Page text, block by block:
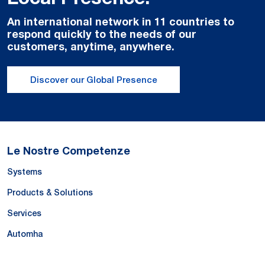
An international network in 11 countries to
respond quickly to the needs of our
customers, anytime, anywhere.
Discover our Global Presence
Le Nostre Competenze
Systems
Products & Solutions
Services
Automha